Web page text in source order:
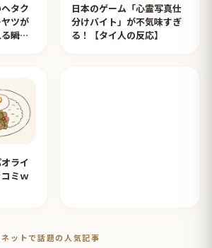
タク
ツが
瞬間
日本のゲーム「心霊写真仕
分けバイト」が不気味すぎ
る！【タイ人の反応】
ライ
ミｗ
ットで話題の人気記事